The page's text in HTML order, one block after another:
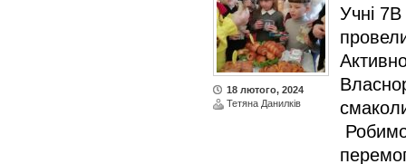
18 лютого, 2024
Тетяна Данилків
Учні